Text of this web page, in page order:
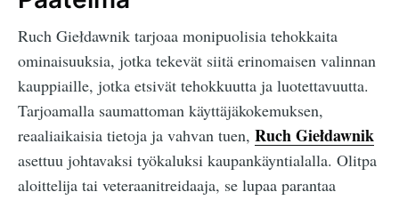
Ruch Giełdawnik tarjoaa monipuolisia tehokkaita
ominaisuuksia, jotka tekevät siitä erinomaisen valinnan
kauppiaille, jotka etsivät tehokkuutta ja luotettavuutta.
Tarjoamalla saumattoman käyttäjäkokemuksen,
reaaliaikaisia tietoja ja vahvan tuen, Ruch Giełdawnik
asettuu johtavaksi työkaluksi kaupankäyntialalla. Olitpa
aloittelija tai veteraanitreidaaja, se lupaa parantaa